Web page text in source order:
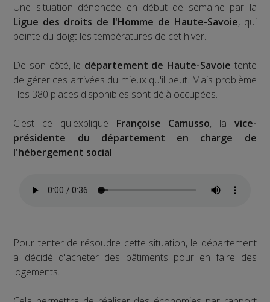
Une situation dénoncée en début de semaine par la
Ligue des droits de l'Homme de Haute-Savoie, qui
pointe du doigt les températures de cet hiver.
De son côté, le département de Haute-Savoie tente
de gérer ces arrivées du mieux qu'il peut. Mais problème
: les 380 places disponibles sont déjà occupées.
C'est ce qu'explique Françoise Camusso, la vice-
présidente du département en charge de
l'hébergement social.
Pour tenter de résoudre cette situation, le département
a décidé d'acheter des bâtiments pour en faire des
logements.